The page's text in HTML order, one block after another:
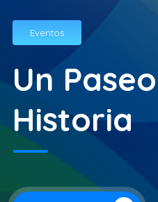
Eventos
Un
Historia